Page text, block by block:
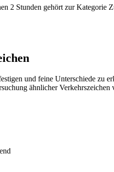
2 Stunden gehört zur
und feine Unterschiede zu
ähnlicher